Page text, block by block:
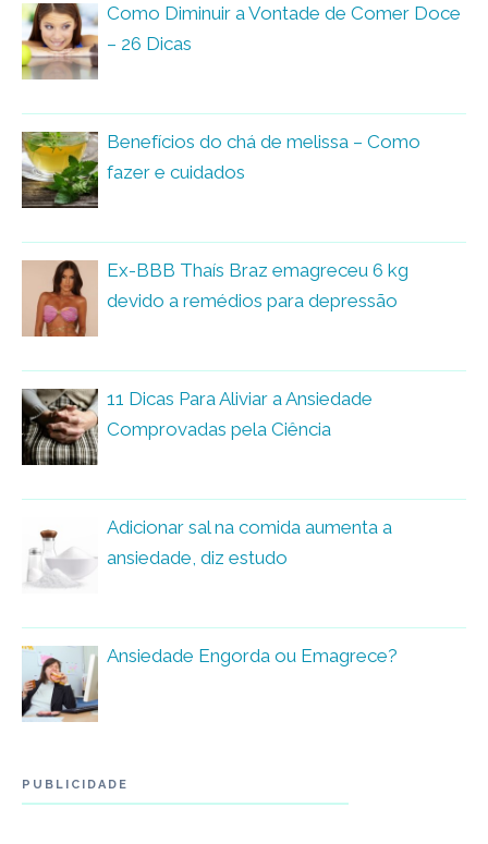
Como Diminuir a Vontade de Comer Doce
– 26 Dicas
Benefícios do chá de melissa – Como
fazer e cuidados
Ex-BBB Thaís Braz emagreceu 6 kg
devido a remédios para depressão
11 Dicas Para Aliviar a Ansiedade
Comprovadas pela Ciência
Adicionar sal na comida aumenta a
ansiedade, diz estudo
Ansiedade Engorda ou Emagrece?
PUBLICIDADE